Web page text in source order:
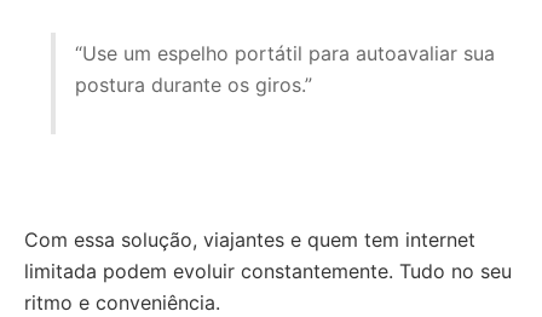
“Use um espelho portátil para autoavaliar sua
postura durante os giros.”
Com essa solução, viajantes e quem tem internet
limitada podem evoluir constantemente. Tudo no seu
ritmo e conveniência.